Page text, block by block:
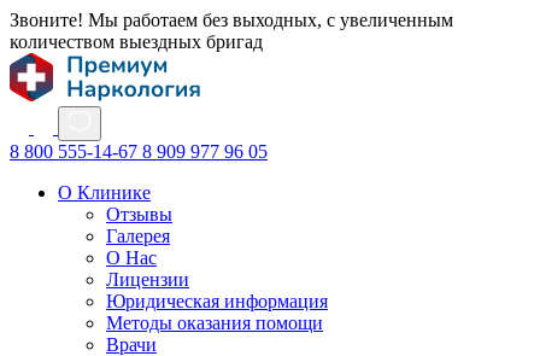
Звоните! Мы работаем без выходных, с увеличенным
количеством выездных бригад
8 800 555-14-67 8 909 977 96 05
О Клинике
Отзывы
Галерея
О Нас
Лицензии
Юридическая информация
Методы оказания помощи
Врачи